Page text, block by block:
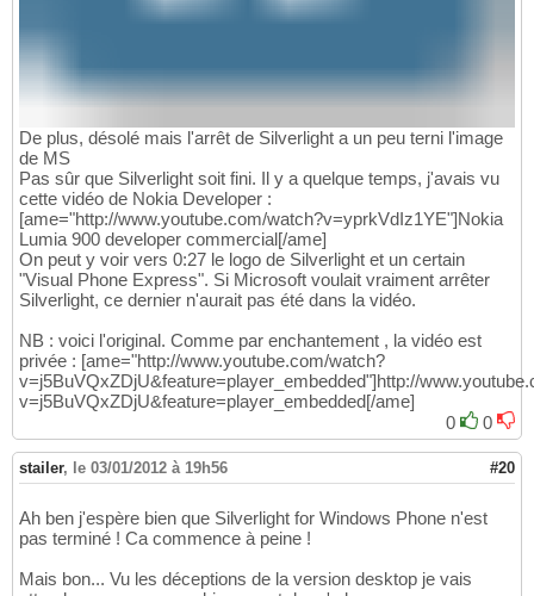
De plus, désolé mais l'arrêt de Silverlight a un peu terni l'image
de MS
Pas sûr que Silverlight soit fini. Il y a quelque temps, j'avais vu
cette vidéo de Nokia Developer :
[ame="http://www.youtube.com/watch?v=yprkVdIz1YE"]Nokia
Lumia 900 developer commercial[/ame]
On peut y voir vers 0:27 le logo de Silverlight et un certain
"Visual Phone Express". Si Microsoft voulait vraiment arrêter
Silverlight, ce dernier n'aurait pas été dans la vidéo.
NB : voici l'original. Comme par enchantement , la vidéo est
privée : [ame="http://www.youtube.com/watch?
v=j5BuVQxZDjU&feature=player_embedded"]http://
v=j5BuVQxZDjU&feature=player_embedded[/ame]
0
0
stailer, le 03/01/2012 à 19h56 #20
Ah ben j'espère bien que Silverlight for Windows Phone n'est
pas terminé ! Ca commence à peine !
Mais bon... Vu les déceptions de la version desktop je vais